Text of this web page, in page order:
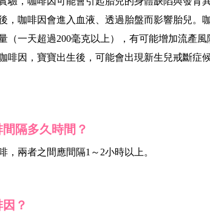
，咖啡因會進入血液、透過胎盤而影響胎兒。
（一天超過200毫克以上），有可能增加流產
啡因，寶寶出生後，可能會出現新生兒戒斷症
隔多久時間？
，兩者之間應間隔1～2小時以上。
？